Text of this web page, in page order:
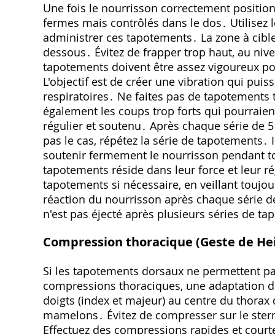
Une fois le nourrisson correctement
fermes mais contrôlés dans le dos․
administrer ces tapotements․ La zone à
dessous․ Évitez de frapper trop haut, au
tapotements doivent être assez vigoureux
L'objectif est de créer une vibration qui
respiratoires․ Ne faites pas de
également les coups trop forts qui
régulier et soutenu․ Après chaque série de
pas le cas, répétez la série de
soutenir fermement le nourrisson pendant
tapotements réside dans leur force et leur
tapotements si nécessaire, en veillant
réaction du nourrisson après chaque série
n'est pas éjecté après plusieurs séries de
Compression thoracique (Geste de
Si les tapotements dorsaux ne permettent
compressions thoraciques, une adaptation
doigts (index et majeur) au centre du thorax
mamelons․ Évitez de compresser sur le
Effectuez des compressions rapides et